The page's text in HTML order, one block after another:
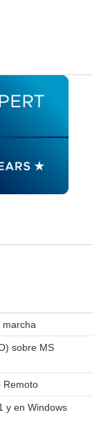
marcha
sobre MS
Remoto
y en Windows